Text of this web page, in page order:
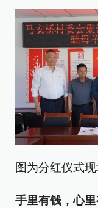
图为分红仪式
手里有钱，心